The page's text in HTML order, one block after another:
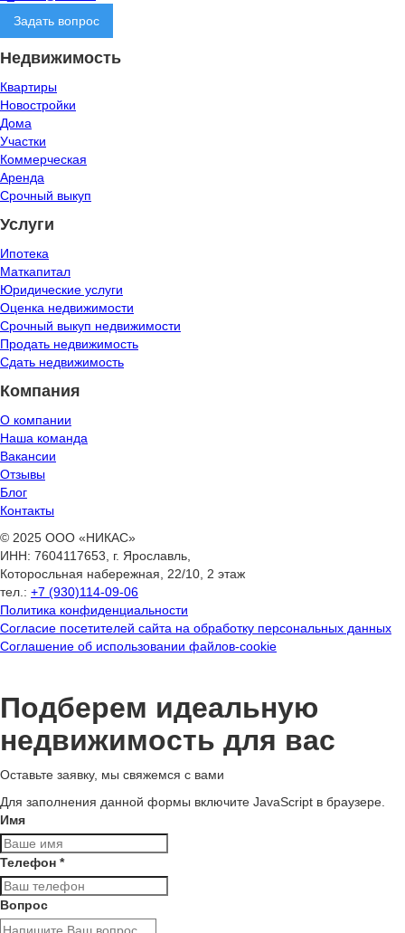
Задать вопрос
Недвижимость
Квартиры
Новостройки
Дома
Участки
Коммерческая
Аренда
Срочный выкуп
Услуги
Ипотека
Маткапитал
Юридические услуги
Оценка недвижимости
Срочный выкуп недвижимости
Продать недвижимость
Сдать недвижимость
Компания
О компании
Наша команда
Вакансии
Отзывы
Блог
Контакты
© 2025 ООО «НИКАС»
ИНН: 7604117653, г. Ярославль,
Которосльная набережная, 22/10, 2 этаж
тел.: +7 (930)114-09-06
Политика конфиденциальности
Согласие посетителей сайта на обработку персональных данных
Соглашение об использовании файлов-cookie
Подберем идеальную
недвижимость для вас
Оставьте заявку, мы свяжемся с вами
Для заполнения данной формы включите JavaScript в браузере.
Имя
Телефон *
Вопрос